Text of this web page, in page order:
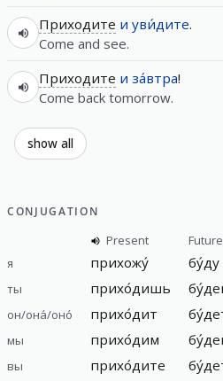
Приходите и уви́дите.
Come and see.
Приходите и за́втра!
Come back tomorrow.
show all
CONJUGATION
Present
Future
я
прихожу́ бу́ду
ты прихо́дишь
он/она́/оно́ прихо́дит
мы прихо́дим
вы прихо́дите